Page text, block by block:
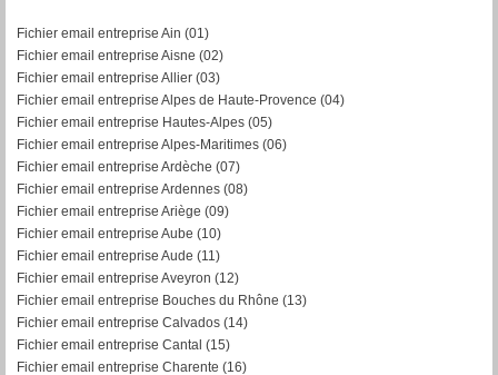
Fichier email entreprise Ain (01)
Fichier email entreprise Aisne (02)
Fichier email entreprise Allier (03)
Fichier email entreprise Alpes de Haute-Provence (04)
Fichier email entreprise Hautes-Alpes (05)
Fichier email entreprise Alpes-Maritimes (06)
Fichier email entreprise Ardèche (07)
Fichier email entreprise Ardennes (08)
Fichier email entreprise Ariège (09)
Fichier email entreprise Aube (10)
Fichier email entreprise Aude (11)
Fichier email entreprise Aveyron (12)
Fichier email entreprise Bouches du Rhône (13)
Fichier email entreprise Calvados (14)
Fichier email entreprise Cantal (15)
Fichier email entreprise Charente (16)